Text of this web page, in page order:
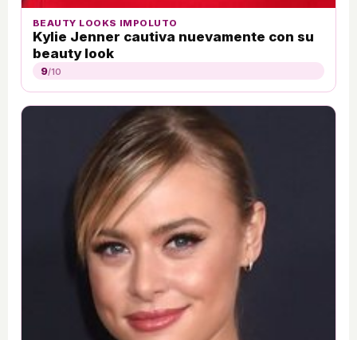
BEAUTY LOOKS IMPOLUTO
Kylie Jenner cautiva nuevamente con su
beauty look
9/10